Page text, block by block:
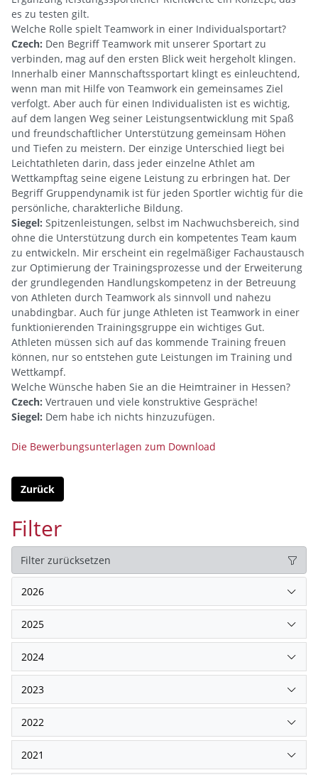
es zu testen gilt.
Welche Rolle spielt Teamwork in einer Individualsportart?
Czech: Den Begriff Teamwork mit unserer Sportart zu
verbinden, mag auf den ersten Blick weit hergeholt klingen.
Innerhalb einer Mannschaftssportart klingt es einleuchtend,
wenn man mit Hilfe von Teamwork ein gemeinsames Ziel
verfolgt. Aber auch für einen Individualisten ist es wichtig,
auf dem langen Weg seiner Leistungsentwicklung mit Spaß
und freundschaftlicher Unterstützung gemeinsam Höhen
und Tiefen zu meistern. Der einzige Unterschied liegt bei
Leichtathleten darin, dass jeder einzelne Athlet am
Wettkampftag seine eigene Leistung zu erbringen hat. Der
Begriff Gruppendynamik ist für jeden Sportler wichtig für die
persönliche, charakterliche Bildung.
Siegel: Spitzenleistungen, selbst im Nachwuchsbereich, sind
ohne die Unterstützung durch ein kompetentes Team kaum
zu entwickeln. Mir erscheint ein regelmäßiger Fachaustausch
zur Optimierung der Trainingsprozesse und der Erweiterung
der grundlegenden Handlungskompetenz in der Betreuung
von Athleten durch Teamwork als sinnvoll und nahezu
unabdingbar. Auch für junge Athleten ist Teamwork in einer
funktionierenden Trainingsgruppe ein wichtiges Gut.
Athleten müssen sich auf das kommende Training freuen
können, nur so entstehen gute Leistungen im Training und
Wettkampf.
Welche Wünsche haben Sie an die Heimtrainer in Hessen?
Czech: Vertrauen und viele konstruktive Gespräche!
Siegel: Dem habe ich nichts hinzuzufügen.
Die Bewerbungsunterlagen zum Download
Zurück
Filter
Filter zurücksetzen
2026
2025
2024
2023
2022
2021